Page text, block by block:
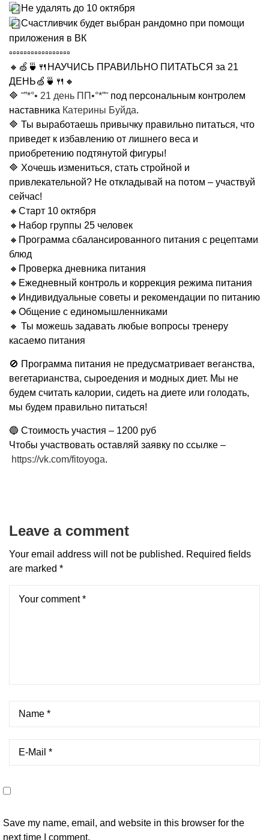
Не удалять до 10 октября
Счастливчик будет выбран рандомно при помощи
приложения в ВК
▫▫▫▫▫▫▫▫▫▫▫▫▫▫▫▫▫
🔸🍏🍵🍴НАУЧИСЬ ПРАВИЛЬНО ПИТАТЬСЯ за 21
ДЕНЬ🍏🍵🍴🔸
🔷 ˜”*°• 21 день ПП•°*”˜под персональным контролем
наставника Катерины Буйда.
🔷 Ты выработаешь привычку правильно питаться, что
приведет к избавлению от лишнего веса и
приобретению подтянутой фигуры!
🔷 Хочешь измениться, стать стройной и
привлекательной? Не откладывай на потом – участвуй
сейчас!
🔸Старт 10 октября
🔸Набор группы 25 человек
🔸Программа сбалансированного питания с рецептами
блюд
🔸Проверка дневника питания
🔸Ежедневный контроль и коррекция режима питания
🔸Индивидуальные советы и рекомендации по питанию
🔸Общение с единомышленниками
🔸 Ты можешь задавать любые вопросы тренеру
касаемо питания
🚫 Программа питания не предусматривает веганства,
вегетарианства, сыроедения и модных диет. Мы не
будем считать калории, сидеть на диете или голодать,
мы будем правильно питаться!
🔵 Стоимость участия – 1200 руб
Чтобы участвовать оставляй заявку по ссылке –
https://vk.com/fitoyoga.
Leave a comment
Your email address will not be published. Required fields
are marked *
Save my name, email, and website in this browser for the
next time I comment.